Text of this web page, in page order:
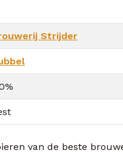
Strijder
van de beste